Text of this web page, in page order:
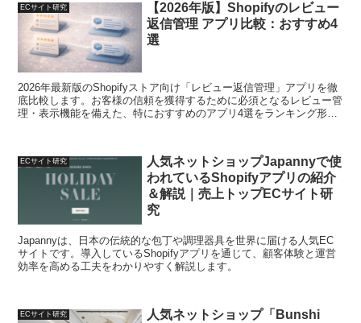
ECサイト研究
【2026年版】Shopifyのレビュー
返信管理 アプリ比較：おすすめ4
選
2026年最新版のShopifyストア向け「レビュー返信管理」アプリを徹
底比較します。お客様の信頼を獲得するために必須となるレビュー管
理・表示機能を備えた、特におすすめのアプリ4選をランキング形式
ECサイト研究
人気ネットショップJapannyで使
われているShopifyアプリの紹介
＆解説｜売上トップECサイト研
究
Japannyは、日本の伝統的な包丁や調理器具を世界に届ける人気EC
サイトです。導入しているShopifyアプリを通じて、顧客体験と運営
効率を高める工夫をわかりやすく解説します。
ECサイト研究
人気ネットショップ「Bunshi